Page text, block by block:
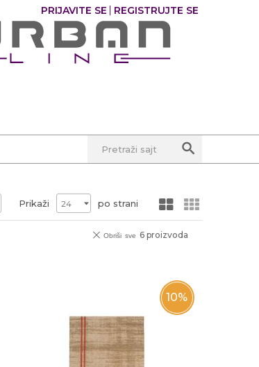
PRIJAVITE SE REGISTRUJTE SE
Pretraži sajt
Prikaži po strani
6 proizvoda
Obriši sve
10%